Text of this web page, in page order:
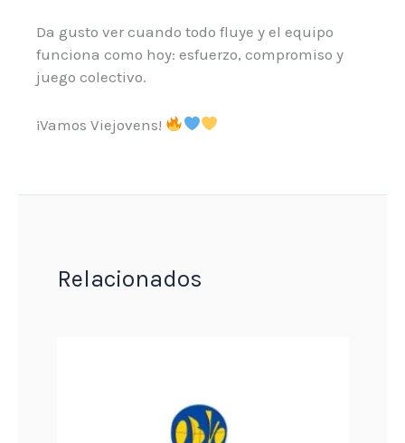
Da gusto ver cuando todo fluye y el equipo
funciona como hoy: esfuerzo, compromiso y
juego colectivo.
¡Vamos Viejovens!
Relacionados